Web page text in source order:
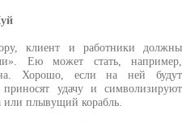
клиент и работники должны
Ею может стать, например,
Хорошо, если на ней будут
удачу и символизируют
или плывущий корабль.